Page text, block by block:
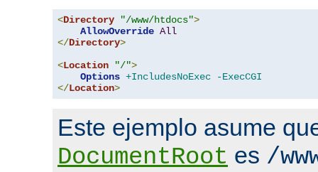
<Directory "/www/htdocs">
AllowOverride All
</Directory>
<Location "/">
Options +IncludesNoExec
-ExecCGI
</Location>
Este ejemplo asume
DocumentRoot es /